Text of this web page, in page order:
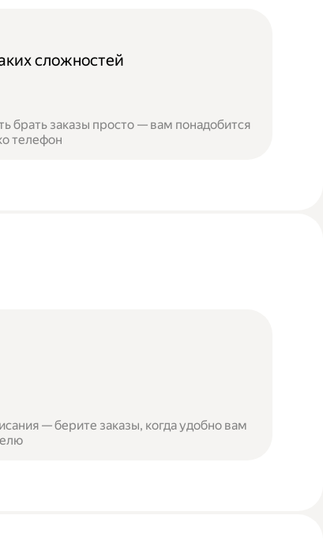
сложностей
брать заказы просто — вам понадобится
телефон
— берите заказы, когда удобно вам